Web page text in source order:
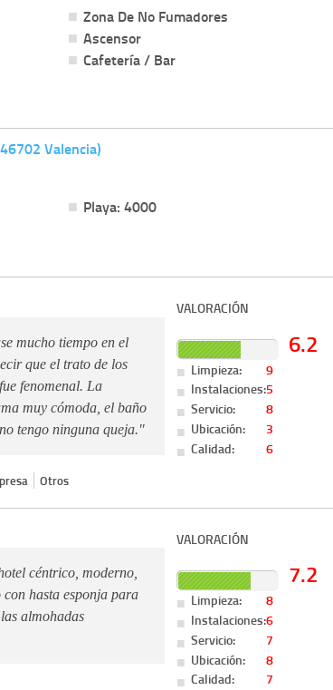
Zona De No Fumadores
Ascensor
Cafetería / Bar
Valencia)
Playa: 4000
mucho tiempo en el
que el trato de los
fenomenal. La
muy cómoda, el baño
tengo ninguna queja."
Otros
VALORACIÓN
6.2
Limpieza:
9
Instalaciones:5
Servicio:
8
Ubicación:
3
Calidad:
6
céntrico, moderno,
hasta esponja para
almohadas
VALORACIÓN
7.2
Limpieza:
8
Instalaciones:6
Servicio:
7
Ubicación:
8
Calidad:
7